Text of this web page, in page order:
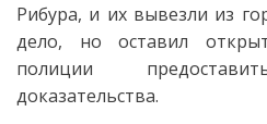
Рибура, и их вывезли из
дело, но оставил
полиции
доказательства.